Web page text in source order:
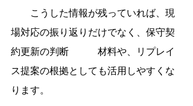
こうした情報が残っていれば、現
場対応の振り返りだけでなく、保守契
約更新の判断　　　材料や、リプレイ
ス提案の根拠としても活用しやすくな
ります。